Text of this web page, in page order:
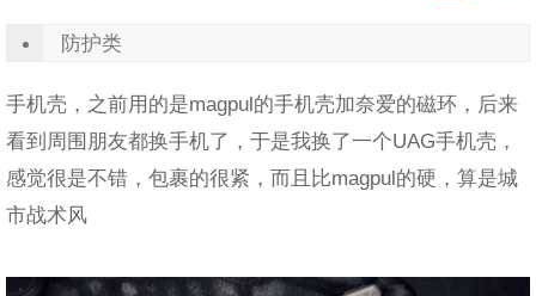
防护类
手机壳，之前用的是magpul的手机壳加奈爱的磁环，后来
看到周围朋友都换手机了，于是我换了一个UAG手机壳，
感觉很是不错，包裹的很紧，而且比magpul的硬，算是城
市战术风